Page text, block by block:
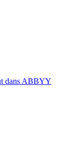
dans ABBYY